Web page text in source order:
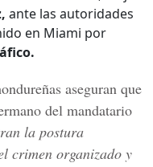
ante las autoridades
en Miami por
aseguran que
del mandatario
la postura
crimen organizado y